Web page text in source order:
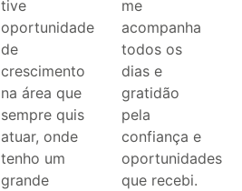
tive
oportunidade
de
crescimento
na área que
sempre quis
atuar, onde
tenho um
grande
me
acompanha
todos os
dias e
gratidão
pela
confiança e
oportunidades
que recebi.